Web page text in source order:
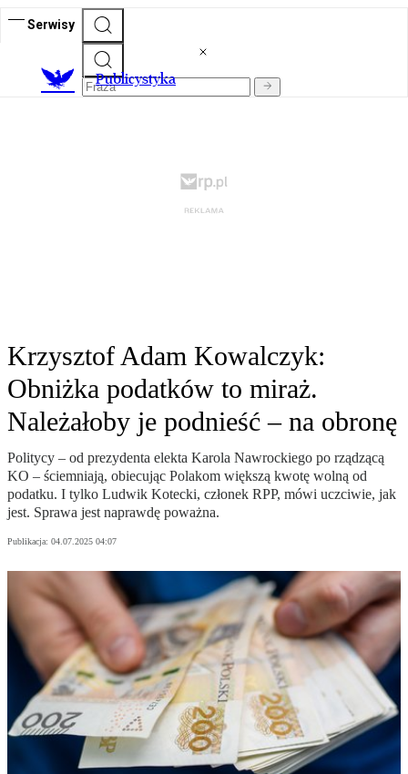
Serwisy
Publicystyka
Krzysztof Adam Kowalczyk:
Obniżka podatków to miraż.
Należałoby je podnieść – na obronę
Politycy – od prezydenta elekta Karola Nawrockiego po rządzącą
KO – ściemniają, obiecując Polakom większą kwotę wolną od
podatku. I tylko Ludwik Kotecki, członek RPP, mówi uczciwie, jak
jest. Sprawa jest naprawdę poważna.
Publikacja: 04.07.2025 04:07